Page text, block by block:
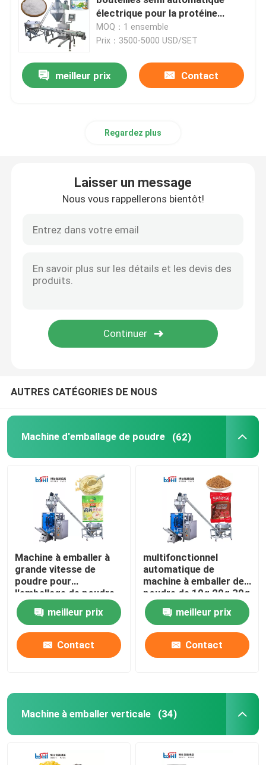
machine de remplissage de poudre
Machine à emballer de casse-croûte
Machine de remplissage de bouteilles automatique
électrique pour la protéine
saupoudrent la poudre de
potiron
MOQ：1 ensemble
Prix：3500-5000 USD/SET
meilleur prix Contact
Regardez plus
Laisser un message
Nous vous rappellerons bientôt!
AUTRES CATÉGORIES DE NOUS
Machine d'emballage de poudre (62)
Machine à emballer à
grande vitesse de
poudre pour
l'emballage de poudre
de Masala de lait
meilleur prix
Contact
multifonctionnel
automatique de
machine à emballer de
poudre de 10g 20g 30g
Snus
meilleur prix
Contact
Machine à emballer verticale (34)